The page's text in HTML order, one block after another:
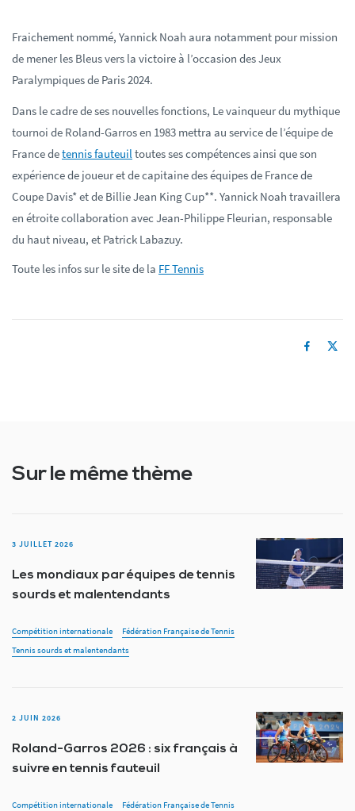
Fraichement nommé, Yannick Noah aura notamment pour mission
de mener les Bleus vers la victoire à l’occasion des Jeux
Paralympiques de Paris 2024.
Dans le cadre de ses nouvelles fonctions, Le vainqueur du mythique
tournoi de Roland-Garros en 1983 mettra au service de l’équipe de
France detennis fauteuiltoutes ses compétences ainsi que son
expérience de joueur et de capitaine des équipes de France de
Coupe Davis* et de Billie Jean King Cup**. Yannick Noah travaillera
en étroite collaboration avec Jean-Philippe Fleurian, responsable
du haut niveau, et Patrick Labazuy.
Toute les infos sur le site de la FF Tennis
Sur le même thème
3 JUILLET 2026
Les mondiaux par équipes de tennis
sourds et malentendants
Compétition internationale
Fédération Française de Tennis
Tennis sourds et malentendants
2 JUIN 2026
Roland-Garros 2026 : six français à
suivre en tennis fauteuil
Compétition internationale
Fédération Française de Tennis